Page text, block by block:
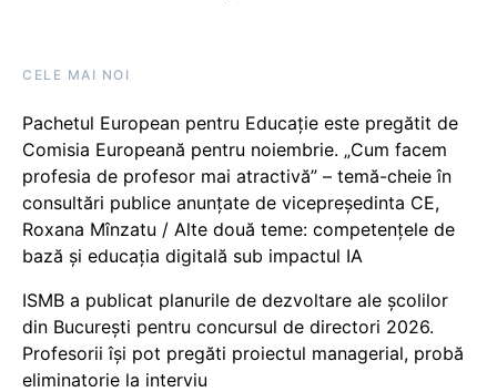
CELE MAI NOI
Pachetul European pentru Educație este pregătit de
Comisia Europeană pentru noiembrie. „Cum facem
profesia de profesor mai atractivă” – temă-cheie în
consultări publice anunțate de vicepreședinta CE,
Roxana Mînzatu / Alte două teme: competențele de
bază și educația digitală sub impactul IA
ISMB a publicat planurile de dezvoltare ale școlilor
din București pentru concursul de directori 2026.
Profesorii își pot pregăti proiectul managerial, probă
eliminatorie la interviu